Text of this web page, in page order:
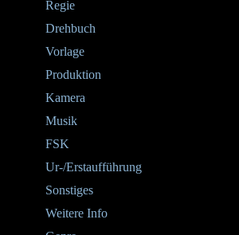
Regie
Drehbuch
Vorlage
Produktion
Kamera
Musik
FSK
Ur-/Erstaufführung
Sonstiges
Weitere Info